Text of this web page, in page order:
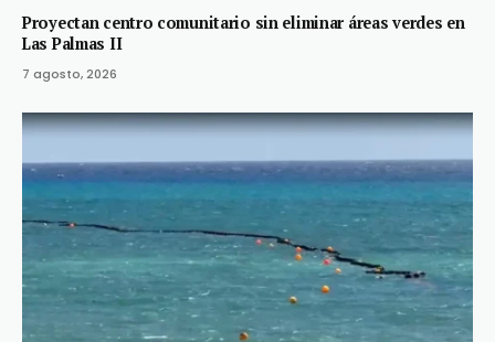
Proyectan centro comunitario sin eliminar áreas verdes en
Las Palmas II
7 agosto, 2026